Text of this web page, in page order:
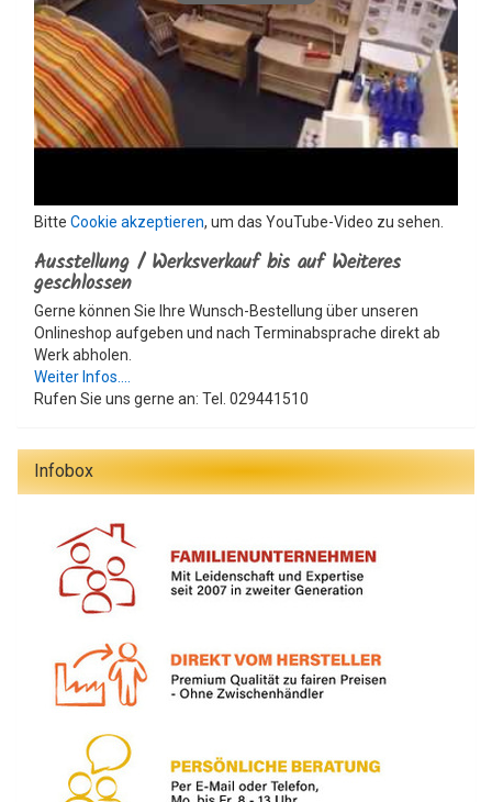
Bitte Cookie akzeptieren, um das YouTube-Video zu sehen.
Ausstellung / Werksverkauf bis auf Weiteres
geschlossen
Gerne können Sie Ihre Wunsch-Bestellung über unseren
Onlineshop aufgeben und nach Terminabsprache direkt ab
Werk abholen.
Weiter Infos....
Rufen Sie uns gerne an: Tel. 029441510
Infobox